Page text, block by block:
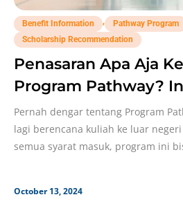
Benefit Information Pathway Program
Scholarship Recommendation
Penasaran Apa Aja
Program Pathway?
Pernah dengar tentang Program
lagi berencana kuliah ke luar
semua syarat masuk, program ini
October 13, 2024